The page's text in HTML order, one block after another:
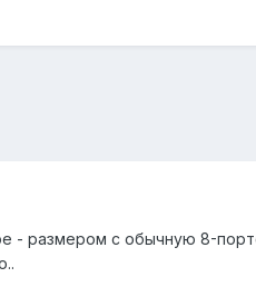
- размером с обычную 8-